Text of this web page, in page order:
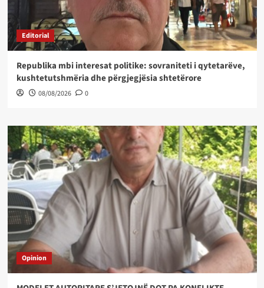
Editorial
Republika mbi interesat politike: sovraniteti i qytetarëve,
kushtetutshmëria dhe përgjegjësia shtetërore
08/08/2026 0
Opinion